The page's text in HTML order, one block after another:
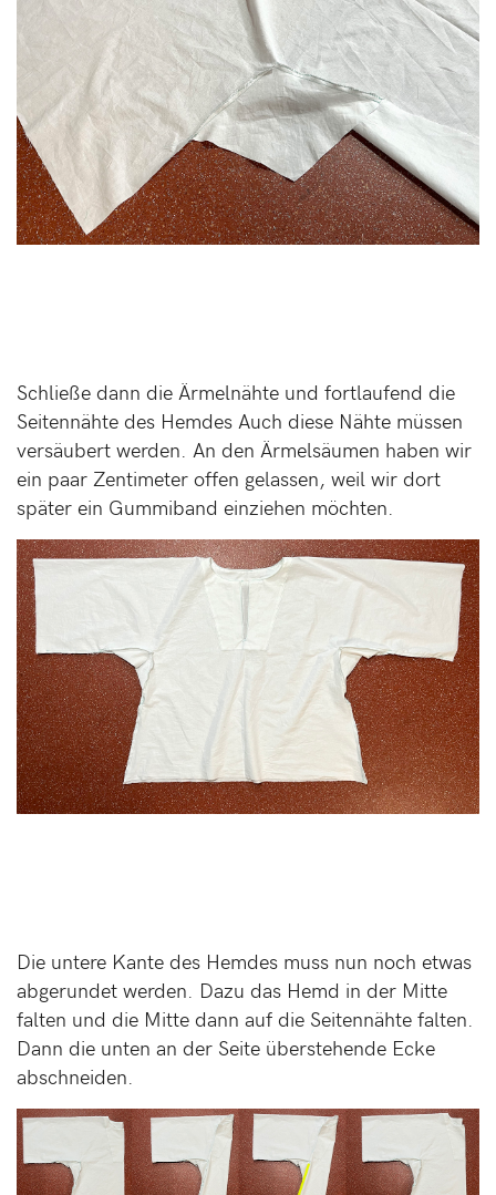
Schließe dann die Ärmelnähte und fortlaufend die
Seitennähte des Hemdes Auch diese Nähte müssen
versäubert werden. An den Ärmelsäumen haben wir
ein paar Zentimeter offen gelassen, weil wir dort
später ein Gummiband einziehen möchten.
Die untere Kante des Hemdes muss nun noch etwas
abgerundet werden. Dazu das Hemd in der Mitte
falten und die Mitte dann auf die Seitennähte falten.
Dann die unten an der Seite überstehende Ecke
abschneiden.